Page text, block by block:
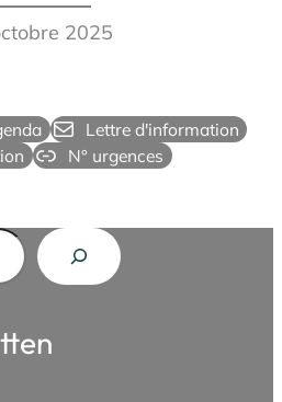
2025
Lettre d'information
N° urgences